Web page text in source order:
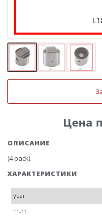
Цена
ОПИСАНИЕ
(4 pack).
ХАРАКТЕРИСТИКИ
year
11-11